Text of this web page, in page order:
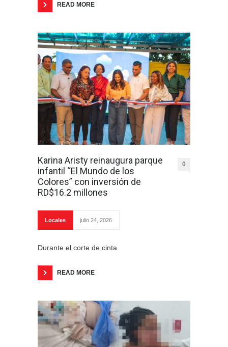
READ MORE
Karina Aristy reinaugura parque
infantil “El Mundo de los
Colores” con inversión de
RD$16.2 millones
0
Locales julio 24, 2026
Durante el corte de cinta
READ MORE